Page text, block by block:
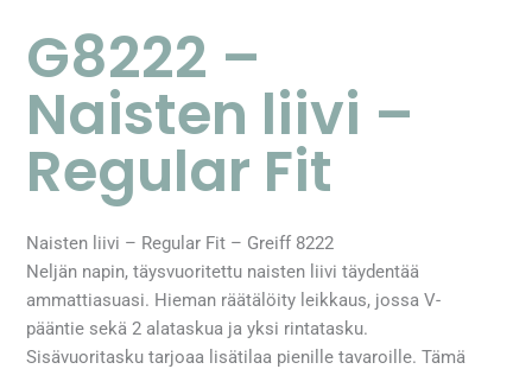
G8222 –
Naisten liivi –
Regular Fit
Naisten liivi – Regular Fit – Greiff 8222
Neljän napin, täysvuoritettu naisten liivi täydentää
ammattiasuasi. Hieman räätälöity leikkaus, jossa V-
pääntie sekä 2 alataskua ja yksi rintatasku.
Sisävuoritasku tarjoaa lisätilaa pienille tavaroille. Tämä